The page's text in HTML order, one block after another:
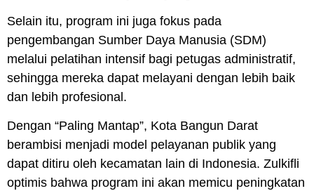
Selain itu, program ini juga fokus pada
pengembangan Sumber Daya Manusia (SDM)
melalui pelatihan intensif bagi petugas administratif,
sehingga mereka dapat melayani dengan lebih baik
dan lebih profesional.
Dengan “Paling Mantap”, Kota Bangun Darat
berambisi menjadi model pelayanan publik yang
dapat ditiru oleh kecamatan lain di Indonesia. Zulkifli
optimis bahwa program ini akan memicu peningkatan